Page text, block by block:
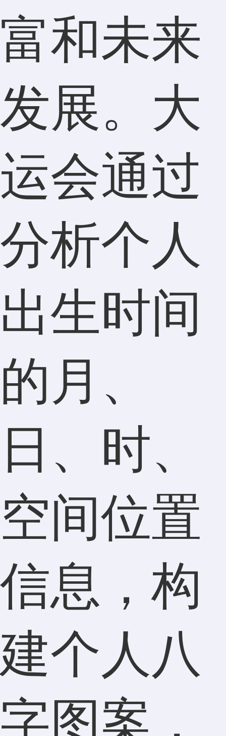
富和未来
发展。大
运会通过
分析个人
出生时间
的月、
日、时、
空间位置
信息，构
建个人八
字图案，